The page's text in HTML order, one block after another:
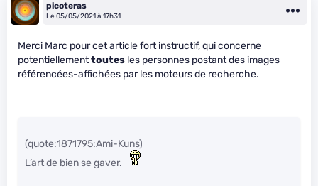
picoteras
Le 05/05/2021 à 17h31
Merci Marc pour cet article fort instructif, qui concerne
potentiellementtoutes les personnes postant des images
référencées-affichées par les moteurs de recherche.
(quote:1871795:Ami-Kuns)
L’art de bien se gaver.